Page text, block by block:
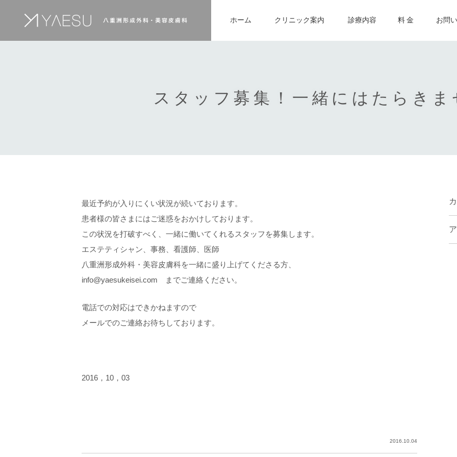
ホーム クリニック案内 診療内容 料 金 お問
スタッフ募集！一緒にはたらき
最近予約が入りにくい状況が続いております。
患者様の皆さまにはご迷惑をおかけしております。
この状況を打破すべく、一緒に働いてくれるスタッフを募集します。
エステティシャン、事務、看護師、医師
八重洲形成外科・美容皮膚科を一緒に盛り上げてくださる方、
info@yaesukeisei.com までご連絡ください。
電話での対応はできかねますので
メールでのご連絡お待ちしております。
2016，10，03
2016.10.04